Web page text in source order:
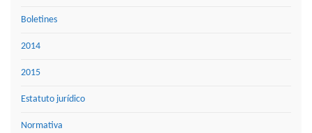
Boletines
2014
2015
Estatuto jurídico
Normativa